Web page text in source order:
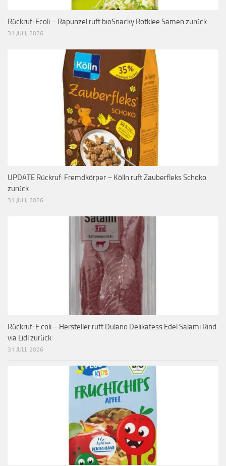
Rückruf: Ecoli – Rapunzel ruft bioSnacky Rotklee Samen zurück
31 JULI, 2026
UPDATE Rückruf: Fremdkörper – Kölln ruft Zauberfleks Schoko
zurück
31 JULI, 2026
Rückruf: E.coli – Hersteller ruft Dulano Delikatess Edel Salami Rind
via Lidl zurück
31 JULI, 2026